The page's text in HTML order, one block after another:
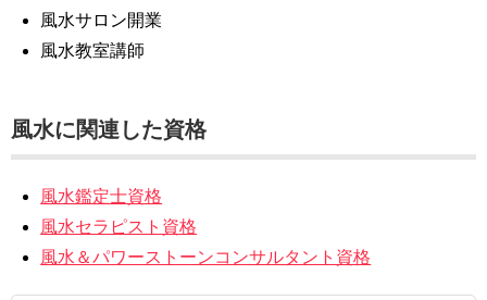
風水サロン開業
風水教室講師
風水に関連した資格
風水鑑定士資格
風水セラピスト資格
風水＆パワーストーンコンサルタント資格